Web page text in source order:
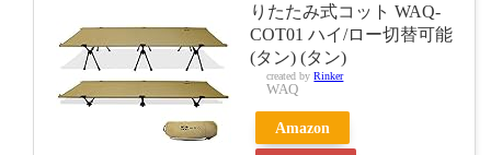
りたたみ式コット WAQ-
COT01 ハイ/ロー切替可能
(タン) (タン)
created byRinker
WAQ
Amazon